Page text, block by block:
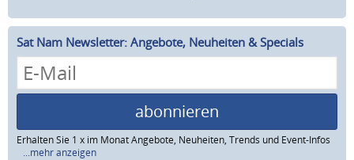
Sat Nam Newsletter: Angebote, Neuheiten & Specials
abonnieren
Erhalten Sie 1 x im Monat Angebote, Neuheiten, Trends und Event-Infos
...mehr anzeigen